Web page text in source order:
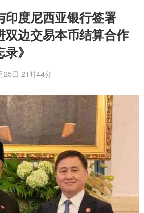
印度尼西亚银行签署
双边交易本币结算合作
》
25日 21时44分